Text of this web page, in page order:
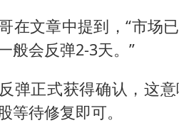
在文章中提到，“市场
般会反弹2-3天。”
弹正式获得确认，这
等待修复即可。